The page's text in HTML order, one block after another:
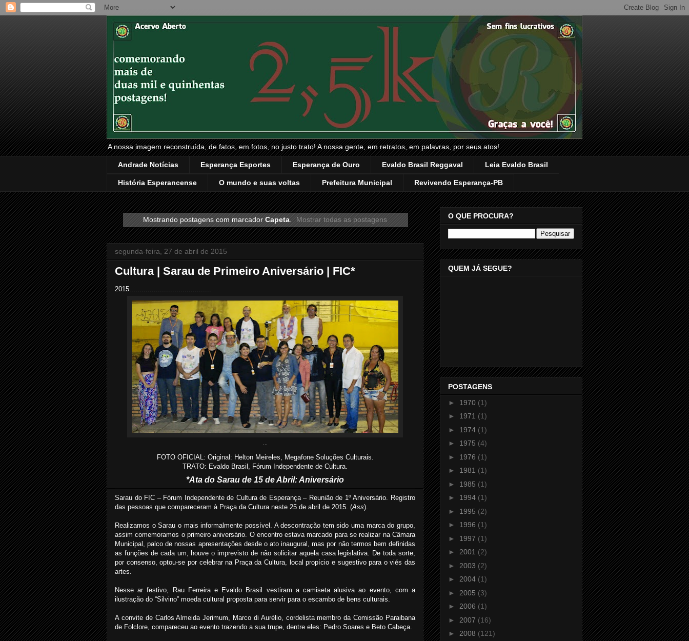
A nossa imagem reconstruída, de fatos, em fotos, no justo trato! A nossa gente, em retratos, em palavras, por seus atos!
Andrade Notícias Esperança Esportes Esperança de Ouro Evaldo Brasil Reggaval Leia Evaldo Brasil
História Esperancense O mundo e suas voltas Prefeitura Municipal Revivendo Esperança-PB
Mostrando postagens com marcadorCapeta. Mostrar todas as postagens
segunda-feira, 27 de abril de 2015
Cultura | Sarau de Primeiro Aniversário | FIC*
2015........................................
FOTO OFICIAL: Original: Helton Meireles, Megafone Soluções Culturais.
TRATO: Evaldo Brasil, Fórum Independente de Cultura.
*Ata do Sarau de 15 de Abril: Aniversário
Sarau do FIC – Fórum Independente de Cultura de Esperança – Reunião de 1º Aniversário. Registro
das pessoas que compareceram à Praça da Cultura neste 25 de abril de 2015. (Ass).
Realizamos o Sarau o mais informalmente possível. A descontração tem sido uma marca do grupo,
assim comemoramos o primeiro aniversário. O encontro estava marcado para se realizar na Câmara
Municipal, palco de nossas apresentações desde o ato inaugural, mas por não termos bem definidas
as funções de cada um, houve o imprevisto de não solicitar aquela casa legislativa. De toda sorte,
por consenso, optou-se por celebrar na Praça da Cultura, local propício e sugestivo para o viés das
artes.
Nesse ar festivo, Rau Ferreira e Evaldo Brasil vestiram a camiseta alusiva ao evento, com a
ilustração do “Silvino” moeda cultural proposta para servir para o escambo de bens culturais.
A convite de Carlos Almeida Jerimum, Marco di Aurélio, cordelista membro da Comissão Paraibana
de Folclore, compareceu ao evento trazendo a sua trupe, dentre eles: Pedro Soares e Beto Cabeça.
O QUE PROCURA?
QUEM JÁ SEGUE?
POSTAGENS
► 1970 (1)
► 1971 (1)
► 1974 (1)
► 1975 (4)
► 1976 (1)
► 1981 (1)
► 1985 (1)
► 1994 (1)
► 1995 (2)
► 1996 (1)
► 1997 (1)
► 2001 (2)
► 2003 (2)
► 2004 (1)
► 2005 (3)
► 2006 (1)
► 2007 (16)
► 2008 (121)